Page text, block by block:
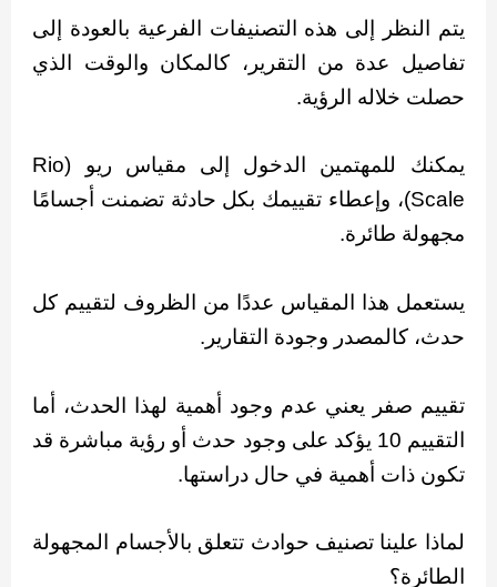
يتم النظر إلى هذه التصنيفات الفرعية بالعودة إلى
تفاصيل عدة من التقرير، كالمكان والوقت الذي
حصلت خلاله الرؤية.
يمكنك للمهتمين الدخول إلى مقياس ريو (Rio
Scale)، وإعطاء تقييمك بكل حادثة تضمنت أجسامًا
مجهولة طائرة.
يستعمل هذا المقياس عددًا من الظروف لتقييم كل
حدث، كالمصدر وجودة التقارير.
تقييم صفر يعني عدم وجود أهمية لهذا الحدث، أما
التقييم 10 يؤكد على وجود حدث أو رؤية مباشرة قد
تكون ذات أهمية في حال دراستها.
لماذا علينا تصنيف حوادث تتعلق بالأجسام المجهولة
الطائرة؟